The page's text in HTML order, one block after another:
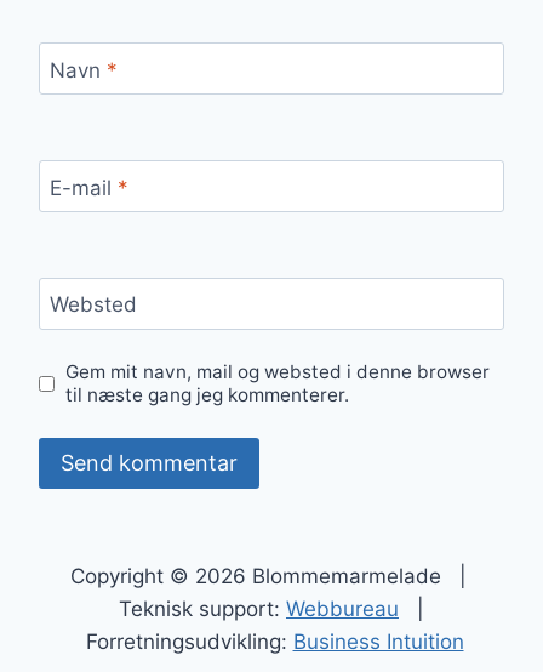
Navn *
E-mail *
Websted
Gem mit navn, mail og websted i denne browser
til næste gang jeg kommenterer.
Copyright © 2026 Blommemarmelade |
Teknisk support: Webbureau
Forretningsudvikling: Business Intuition